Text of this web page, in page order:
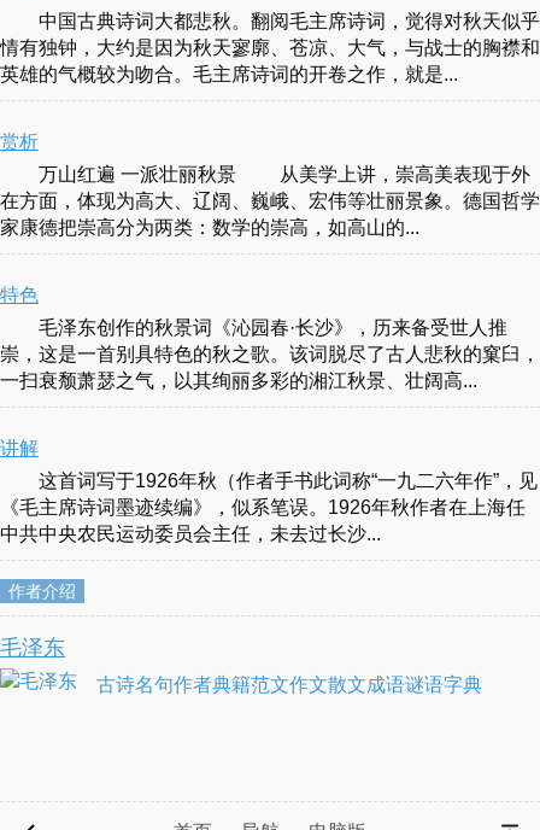
中国古典诗词大都悲秋。翻阅毛主席诗词，觉得对秋天似乎
情有独钟，大约是因为秋天寥廓、苍凉、大气，与战士的胸襟和
英雄的气概较为吻合。毛主席诗词的开卷之作，就是...
赏析
万山红遍 一派壮丽秋景 从美学上讲，崇高美表现于外
在方面，体现为高大、辽阔、巍峨、宏伟等壮丽景象。德国哲学
家康德把崇高分为两类：数学的崇高，如高山的...
特色
毛泽东创作的秋景词《沁园春·长沙》，历来备受世人推
崇，这是一首别具特色的秋之歌。该词脱尽了古人悲秋的窠臼，
一扫衰颓萧瑟之气，以其绚丽多彩的湘江秋景、壮阔高...
讲解
这首词写于1926年秋（作者手书此词称“一九二六年作”，见
《毛主席诗词墨迹续编》，似系笔误。1926年秋作者在上海任
中共中央农民运动委员会主任，未去过长沙...
作者介绍
毛泽东
古诗名句作者典籍范文作文散文成语谜语字典